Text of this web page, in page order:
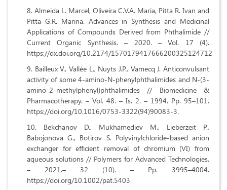
Almeida L. Marcel, Oliveira C.V.A. Maria, Pitta R. Ivan and
Pitta G.R. Marina. Advances in Synthesis and Medicinal
Applications of Compounds Derived from Phthalimide //
Current Organic Synthesis. – 2020. – Vol. 17 (4).
https://dx.doi.org/10.2174/1570179417666200325124712
Bailleux V., Vallée L., Nuyts J.P., Vamecq J. Anticonvulsant
activity of some 4-amino-N-phenylphthalimides and N-(3-
amino-2-methylphenyl)phthalimides // Biomedicine &
Pharmacotherapy. – Vol. 48. – Is. 2. – 1994. Pp. 95–101.
https://doi.org/10.1016/0753-3322(94)90083-3.
Bekchanov D., Mukhamediev M., Lieberzeit P.,
Babojonova G., Botirov S. Polyvinylсhloride‐based anion
exchanger for efficient removal of chromium (VI) from
aqueous solutions // Polymers for Advanced Technologies.
– 2021.– 32 (10). – Pp. 3995–4004.
https://doi.org/10.1002/pat.5403